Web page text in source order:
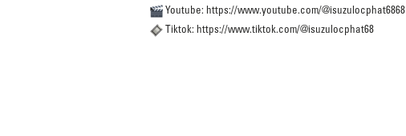
Youtube: https://www.youtube.com/@isuzulocphat6868
Tiktok: https://www.tiktok.com/@isuzulocphat68